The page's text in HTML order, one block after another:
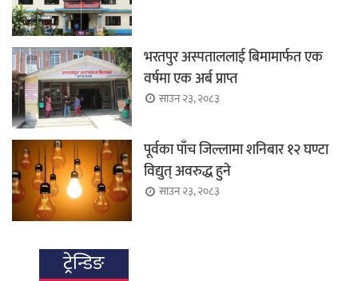
भरतपुर अस्पताललाई बिमामार्फत एक
वर्षमा एक अर्ब प्राप्त
साउन २३, २०८३
पूर्वका पाँच जिल्लामा शनिबार १२ घण्टा
विद्युत् अवरुद्ध हुने
साउन २३, २०८३
ट्रेन्डिङ